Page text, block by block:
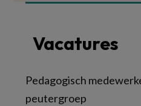
Vacatures
Pedagogisch
peutergroep